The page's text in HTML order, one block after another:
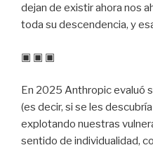
dejan de existir ahora nos
toda su descendencia, y
▣ ▣ ▣
En 2025 Anthropic evaluó
(es decir, si se les
explotando nuestras
sentido de individualidad,